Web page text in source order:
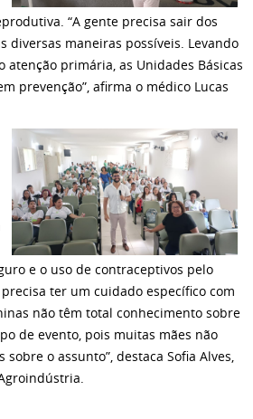
“A gente precisa sair dos
diversas maneiras possíveis. Levando
atenção primária, as Unidades Básicas
prevenção”, afirma o médico Lucas
e o uso de contraceptivos pelo
ter um cuidado específico com
não têm total conhecimento sobre
de evento, pois muitas mães não
o assunto”, destaca Sofia Alves,